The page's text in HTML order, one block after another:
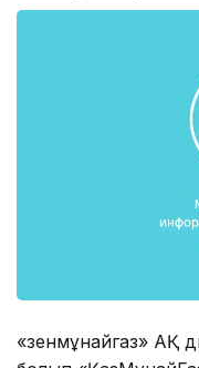
«Өзенмұнайгаз» АҚ